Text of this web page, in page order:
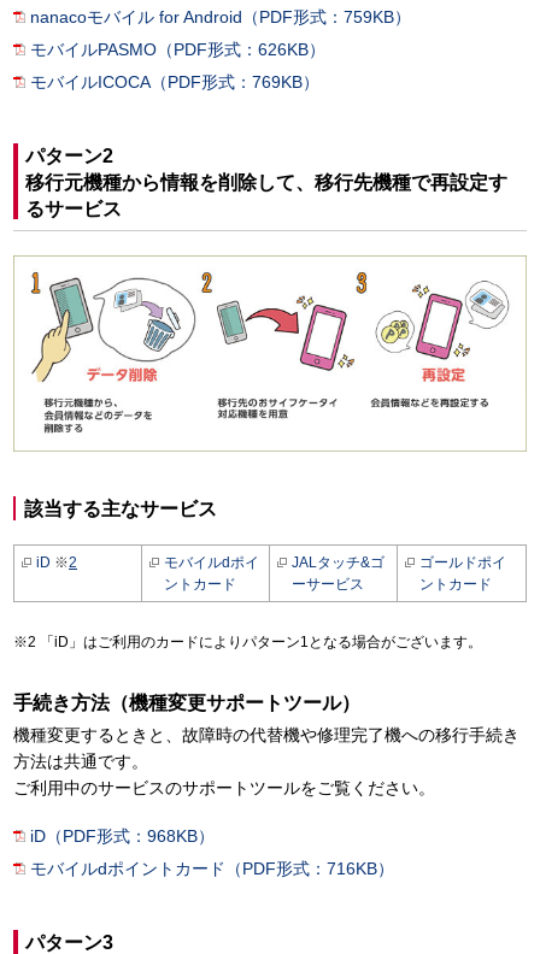
nanacoモバイル for Android（PDF形式：759KB）
モバイルPASMO（PDF形式：626KB）
モバイルICOCA（PDF形式：769KB）
パターン2
移行元機種から情報を削除して、移行先機種で再設定す
るサービス
該当する主なサービス
iD ※2
モバイルdポイ
ントカード
JALタッチ&ゴ
ーサービス
ゴールドポイ
ントカード
「iD」はご利用のカードによりパターン1となる場合がございます。
手続き方法（機種変更サポートツール）
機種変更するときと、故障時の代替機や修理完了機への移行手続き
方法は共通です。
ご利用中のサービスのサポートツールをご覧ください。
iD（PDF形式：968KB）
モバイルdポイントカード（PDF形式：716KB）
パターン3